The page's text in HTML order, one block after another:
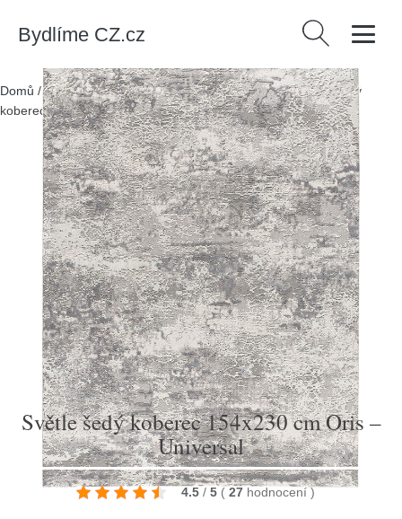
Bydlíme CZ.cz Vyhledávání
Domů /Produkty/> Koberce a rohožky > Koberce/Světle šedý
koberec 154x230 cm Oris – Universal
Světle šedý koberec 154x230 cm Oris –
Universal
4.5 / 5 ( 27 hodnocení)